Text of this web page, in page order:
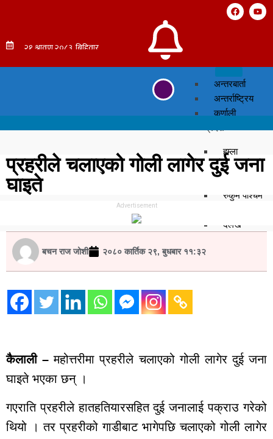
अन्तरबार्ता
अन्तर्राष्ट्रिय
कर्णाली
प्रदेश
हुम्ला
सुर्खेत
रुकुम पश्चिम
दैलेख
जाजरकोट
भिडियो
ट्रेन्डिङ
घटना
खेलकुद
प्रहरीले चलाएको गोली लागेर दुई जना
घाइते
Advertisement
बचन राज जोशी २०८० कार्तिक २९, बुधबार ११:३२
कैलाली – महोत्तरीमा प्रहरीले चलाएको गोली लागेर दुई जना
घाइते भएका छन् ।
गएराति प्रहरीले हातहतियारसहित दुई जनालाई पक्राउ गरेको
थियो । तर प्रहरीको गाडीबाट भागेपछि चलाएको गोली लागेर